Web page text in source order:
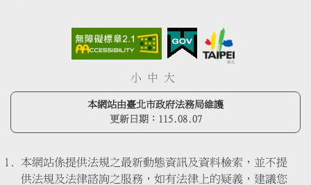
小 中 大
本網站由臺北市政府法務局維護
更新日期： 115.08.07
本網站係提供法規之最新動態資訊及資料檢索，並不提
供法規及法律諮詢之服務，如有法律上的疑義，建議您